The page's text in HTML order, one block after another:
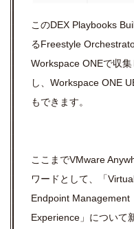
このDEX Playbooks
るFreestyle
Workspace ONEで収
し、 Workspace ONE
もできます。
ここまでVMware
ワードとして、「
Endpoint Management
Experience 」について